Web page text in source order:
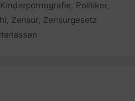
Kinderpornografie, Politiker,
, Zensur, Zensurgesetz